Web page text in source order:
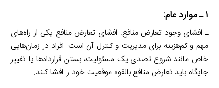
۱ ـ موارد عام:
ـ افشای وجود تعارض منافع: افشای تعارض منافع یکی از راه‌های
مهم و کم‌هزینه برای مدیریت و کنترل آن است. افراد در زمان‌هایی
خاص مانند شروع تصدی یک مسئولیت، بستن قراردادها یا تغییر
جایگاه باید تعارض منافع بالقوه موقعیت خود را افشا کنند.